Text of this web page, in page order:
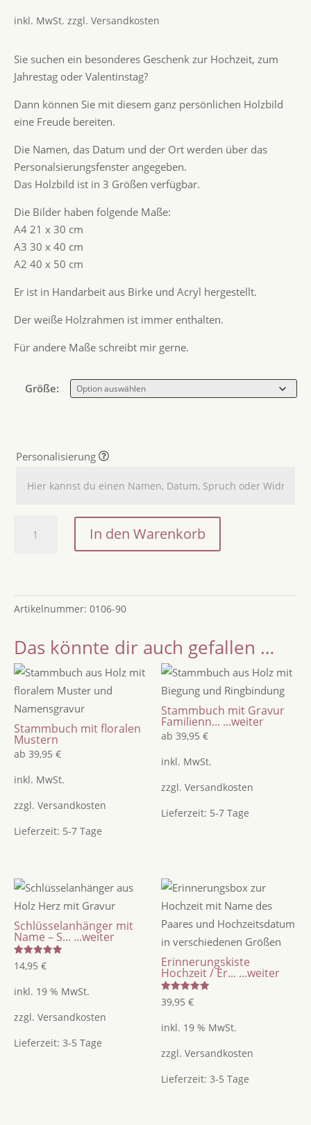
ertung
inkl. MwSt. zzgl. Versandkosten
Sie suchen ein besonderes Geschenk zur Hochzeit, zum
Jahrestag oder Valentinstag?
Dann können Sie mit diesem ganz persönlichen Holzbild
eine Freude bereiten.
Die Namen, das Datum und der Ort werden über das
Personalsierungsfenster angegeben.
Das Holzbild ist in 3 Größen verfügbar.
Die Bilder haben folgende Maße:
A4 21 x 30 cm
A3 30 x 40 cm
A2 40 x 50 cm
Er ist in Handarbeit aus Birke und Acryl hergestellt.
Der weiße Holzrahmen ist immer enthalten.
Für andere Maße schreibt mir gerne.
Größe:
Personalisierung
mit
Namen
Datum
-
Geschenk
zur
Hochzeit,
Geschenk
zum
oder
Geschenk
Jahrestag
In den Warenkorb
Artikelnummer: 0106-90
Das könnte dir auch gefallen …
Stammbuch mit floralen
Mustern
ab 39,95 €
inkl. MwSt.
zzgl. Versandkosten
Lieferzeit: 5-7 Tage
Stammbuch mit Gravur
Familienn... ...weiter
ab39,95€
inkl. MwSt.
zzgl.Versandkosten
Lieferzeit: 5-7 Tage
Schlüsselanhänger mit
Name – S... ...weiter
Bewertet
mit
von 5
14,95 €
inkl. 19 % MwSt.
zzgl. Versandkosten
Lieferzeit: 3-5 Tage
Erinnerungskiste
Hochzeit / Er... ...weiter
Bewertet
mit
von 5
39,95€
inkl. 19 % MwSt.
zzgl.Versandkosten
Lieferzeit:3-5 Tage